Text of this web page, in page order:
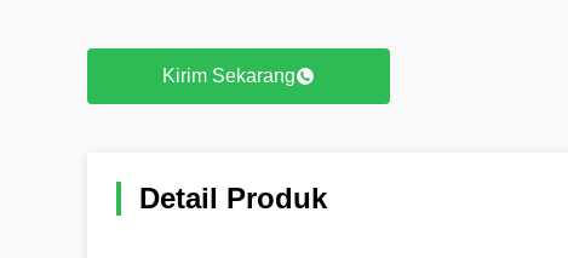
Kirim Sekarang
Detail Produk